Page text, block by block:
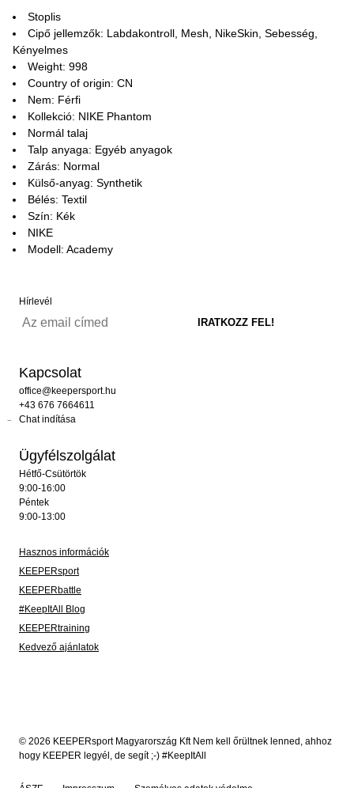
Stoplis
Cipő jellemzők: Labdakontroll, Mesh, NikeSkin, Sebesség,
Kényelmes
Weight: 998
Country of origin: CN
Nem: Férfi
Kollekció: NIKE Phantom
Normál talaj
Talp anyaga: Egyéb anyagok
Zárás: Normal
Külső-anyag: Synthetik
Bélés: Textil
Szín: Kék
NIKE
Modell: Academy
Hírlevél
Kapcsolat
office@keepersport.hu
+43 676 7664611
Chat indítása
Ügyfélszolgálat
Hétfő-Csütörtök
9:00-16:00
Péntek
9:00-13:00
Hasznos információk
KEEPERsport
KEEPERbattle
#KeepItAll Blog
KEEPERtraining
Kedvező ajánlatok
© 2026 KEEPERsport Magyarország Kft Nem kell őrültnek lenned, ahhoz
hogy KEEPER legyél, de segít ;-) #KeepItAll